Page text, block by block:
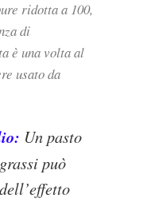
ridotta a 100,
di
è una volta al
usato da
Un pasto
può